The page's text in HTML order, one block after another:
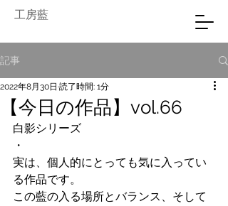
工房藍
記事
【今日の作品】vol.66
2022年8月30日 読了時間: 1分
白影シリーズ
・
実は、個人的にとっても気に入ってい
る作品です。
この藍の入る場所とバランス、そして